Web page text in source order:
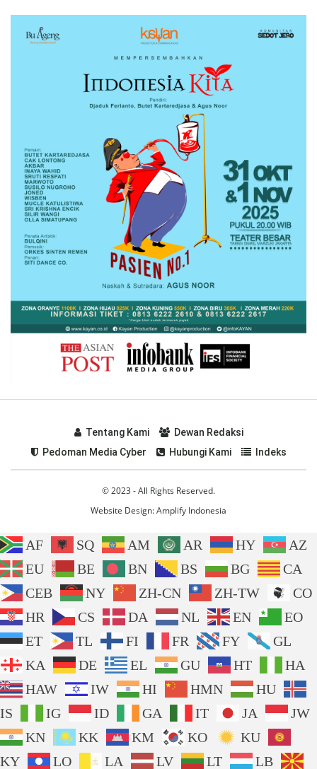
Tentang Kami
Dewan Redaksi
Pedoman Media Cyber
Hubungi Kami Indeks
© 2023 - All Rights Reserved.
Website Design:Amplify Indonesia
AF SQ AM AR HY
AZ
EU
BE BN BS BG
CA
CEB
NY ZH-CN ZH-TW
CO
HR
CS DA NL EN
EO
ET
TL FI FR FY
GL
KA
DE EL GU HT
HA
HAW
IW HI HMN
HU
IS
IG ID GA IT JA
JW
KN
KK KM KO
KU
KY
LO LA LV LT LB